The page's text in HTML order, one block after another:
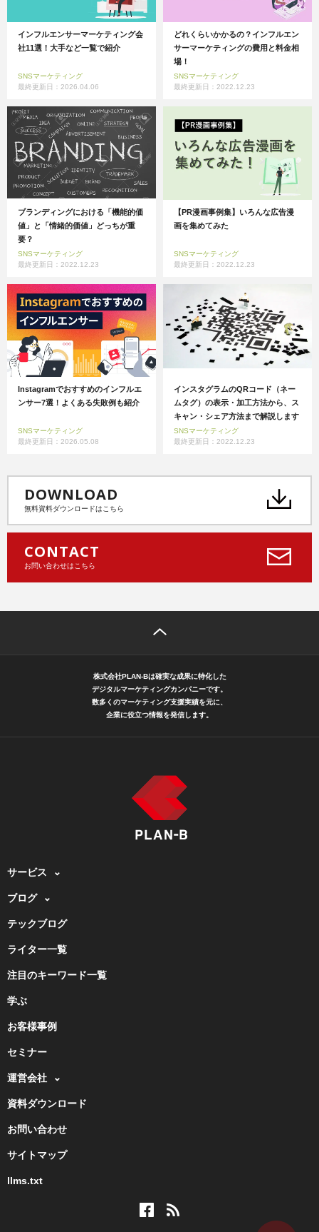
インフルエンサーマーケティング会
社11選！大手など一覧で紹介
SNSマーケティング
最終更新日：2026.04.06
どれくらいかかるの？インフルエン
サーマーケティングの費用と料金相
場！
SNSマーケティング
最終更新日：2022.12.23
ブランディングにおける「機能的価
値」と「情緒的価値」どっちが重
要？
SNSマーケティング
最終更新日：2022.12.23
【PR漫画事例集】いろんな広告漫
画を集めてみた
SNSマーケティング
最終更新日：2022.12.23
Instagramでおすすめのインフルエ
ンサー7選！よくある失敗例も紹介
SNSマーケティング
最終更新日：2026.05.08
インスタグラムのQRコード（ネー
ムタグ）の表示・加工方法から、ス
キャン・シェア方法まで解説します
SNSマーケティング
最終更新日：2022.12.23
DOWNLOAD
無料資料ダウンロードはこちら
CONTACT
お問い合わせはこちら
株式会社PLAN-Bは確実な成果に特化した
デジタルマーケティングカンパニーです。
数多くのマーケティング支援実績を元に、
企業に役立つ情報を発信します。
サービス
ブログ
テックブログ
ライター一覧
注目のキーワード一覧
学ぶ
お客様事例
セミナー
運営会社
資料ダウンロード
お問い合わせ
サイトマップ
llms.txt